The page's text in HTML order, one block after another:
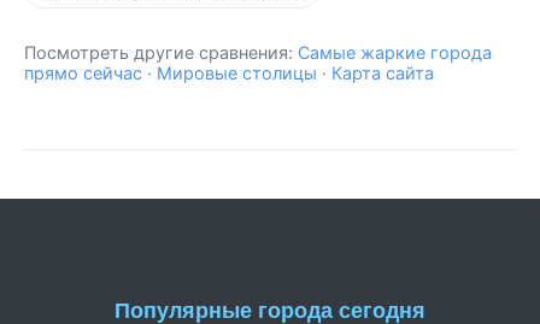
Посмотреть другие сравнения: Самые жаркие города
прямо сейчас · Мировые столицы · Карта сайта
Популярные города сегодня